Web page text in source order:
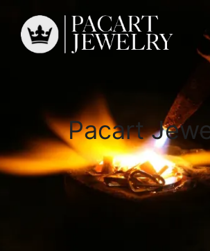
contenido
Pacart